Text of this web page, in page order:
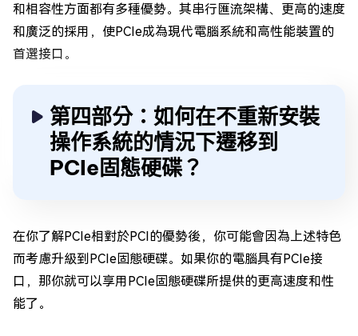
和相容性方面都有多種優勢。其串行匯流架構、更高的速度
和廣泛的採用，使PCIe成為現代電腦系統和高性能裝置的
首選接口。
第四部分：如何在不重新安裝
操作系統的情況下遷移到
PCIe固態硬碟？
在你了解PCIe相對於PCI的優勢後，你可能會因為上述特色
而考慮升級到PCIe固態硬碟。如果你的電腦具有PCIe接
口，那你就可以享用PCIe固態硬碟所提供的更高速度和性
能了。